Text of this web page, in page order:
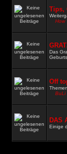
Tips,
How
Das
Off
BuLi
DAS
Einige